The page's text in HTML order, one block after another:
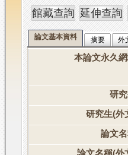
論文基本資料 摘要 外
本論文永久
研
研究生(外
論文